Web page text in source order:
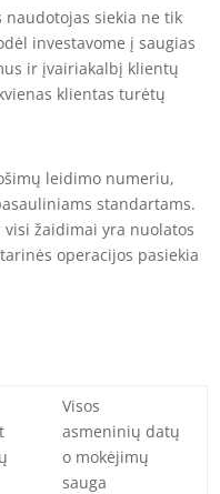
siekia ne tik
investavome į saugias
ir įvairiakalbį klientų
klientas turėtų
leidimo numeriu,
standartams.
žaidimai yra nuolatos
operacijos pasiekia
Visos
asmeninių datų
o mokėjimų
sauga